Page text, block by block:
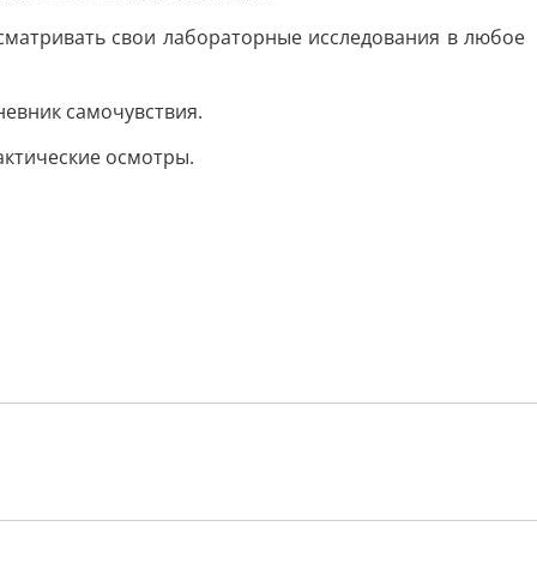
свои лабораторные исследования в любое
самочувствия.
осмотры.